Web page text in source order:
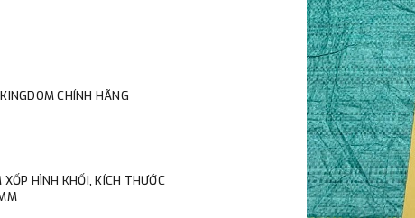
CHÍNH HÃNG
HÌNH KHỐI, KÍCH THƯỚC